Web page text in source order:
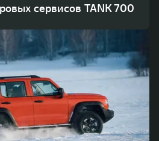
сервисов TANK 700